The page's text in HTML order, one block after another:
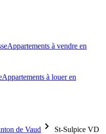
Appartements à vendre en
Appartements à louer en
de Vaud
St-Sulpice VD